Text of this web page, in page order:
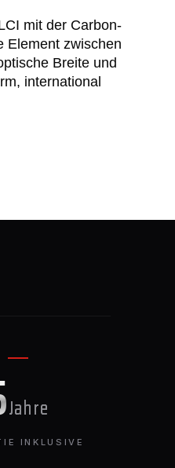
mit der Carbon-
Element zwischen
Breite und
international
Jahre
INKLUSIVE